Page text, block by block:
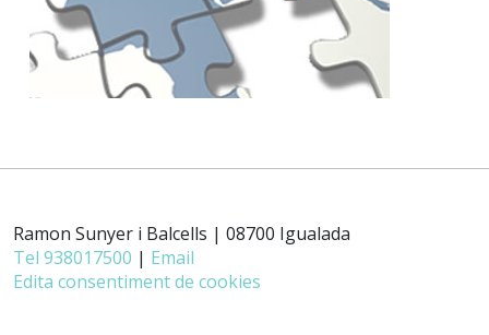
Ramon Sunyer i Balcells | 08700 Igualada
Tel 938017500 | Email
Edita consentiment de cookies